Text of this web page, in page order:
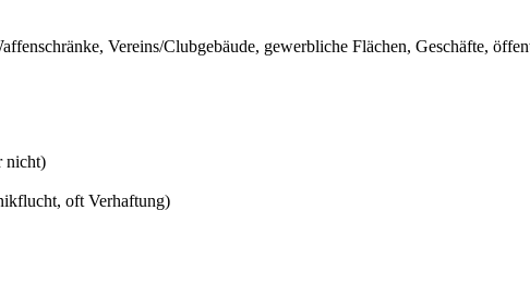
Vereins/Clubgebäude, gewerbliche Flächen, Geschäfte,
nicht)
oft Verhaftung)